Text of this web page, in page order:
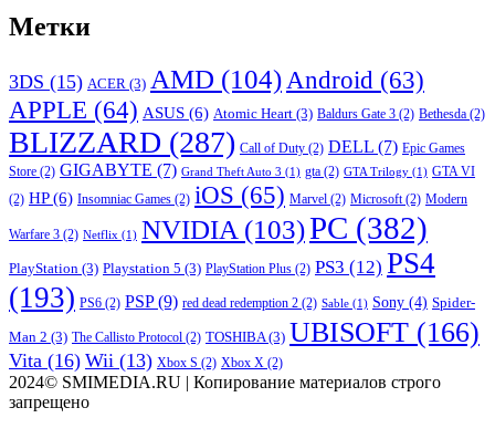
Метки
3DS (15) ACER (3) AMD (104)Android (63)
APPLE (64) ASUS (6) Atomic Heart (3) Baldurs Gate 3 (2) Bethesda (2)
BLIZZARD (287) Call of Duty (2) DELL (7) Epic Games
Store (2) GIGABYTE (7) Grand Theft Auto 3 (1) gta (2) GTA Trilogy (1) GTA VI
(2) HP(6) Insomniac Games (2) iOS (65) Marvel (2) Microsoft(2) Modern
Warfare 3 (2) Netflix (1) NVIDIA (103)PC (382)
PlayStation (3) Playstation 5 (3) PlayStation Plus (2) PS3 (12) PS4
(193) PS6 (2) PSP(9) red dead redemption 2 (2) Sable (1) Sony (4) Spider-
Man 2 (3) The Callisto Protocol (2) TOSHIBA(3) UBISOFT (166)
Vita (16) Wii (13) Xbox S (2) Xbox X (2)
2024© SMIMEDIA.RU | Копирование материалов строго
запрещено